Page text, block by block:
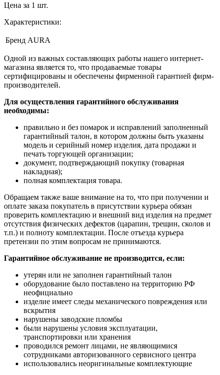
Цена за 1 шт.
Характеристики:
Бренд AURA
Одной из важных составляющих работы нашего интернет-
магазина является то, что продаваемые товары
сертифицированы и обеспечены фирменной гарантией фирм-
производителей.
Для осуществления гарантийного обслуживания
необходимы:
правильно и без помарок и исправлений заполненный
гарантийный талон, в котором должны быть указаны
модель и серийный номер изделия, дата продажи и
печать торгующей организации;
документ, подтверждающий покупку (товарная
накладная);
полная комплектация товара.
Обращаем также ваше внимание на то, что при получении и
оплате заказа покупатель в присутствии курьера обязан
проверить комплектацию и внешний вид изделия на предмет
отсутствия физических дефектов (царапин, трещин, сколов и
т.п.) и полноту комплектации. После отъезда курьера
претензии по этим вопросам не принимаются.
Гарантийное обслуживание не производится, если:
утерян или не заполнен гарантийный талон
оборудование было поставлено на территорию РФ
неофициально
изделие имеет следы механического повреждения или
вскрытия
нарушены заводские пломбы
были нарушены условия эксплуатации,
транспортировки или хранения
проводился ремонт лицами, не являющимися
сотрудниками авторизованного сервисного центра
использовались неоригинальные комплектующие